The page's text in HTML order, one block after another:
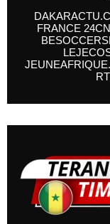
FRANCE 24
BESOCCER